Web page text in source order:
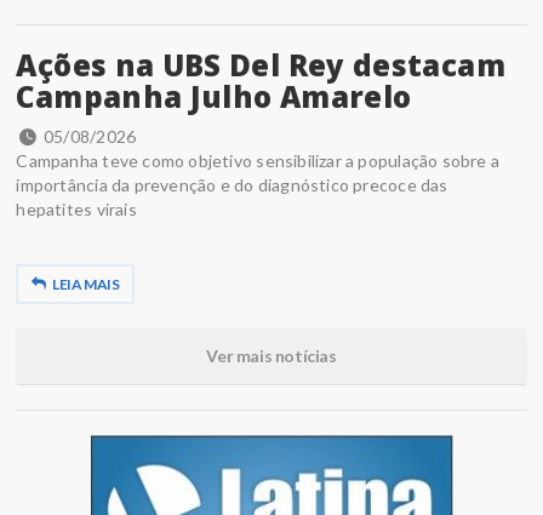
Ações na UBS Del Rey destacam
Campanha Julho Amarelo
05/08/2026
Campanha teve como objetivo sensibilizar a população sobre a
importância da prevenção e do diagnóstico precoce das
hepatites virais
LEIA MAIS
Ver mais notícias